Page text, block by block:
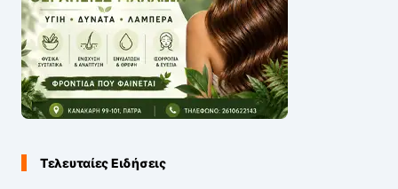
Τελευταίες Ειδήσεις